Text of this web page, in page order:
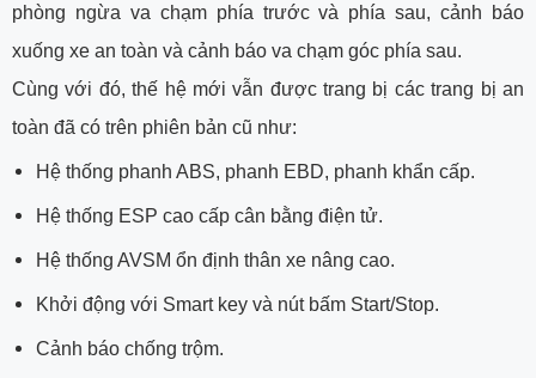
phòng ngừa va chạm phía trước và phía sau, cảnh báo
xuống xe an toàn và cảnh báo va chạm góc phía sau.
Cùng với đó, thế hệ mới vẫn được trang bị các trang bị an
toàn đã có trên phiên bản cũ như:
Hệ thống phanh ABS, phanh EBD, phanh khẩn cấp.
Hệ thống ESP cao cấp cân bằng điện tử.
Hệ thống AVSM ổn định thân xe nâng cao.
Khởi động với Smart key và nút bấm Start/Stop.
Cảnh báo chống trộm.